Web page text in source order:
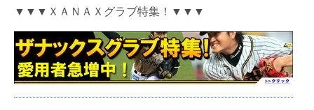
▼▼▼ＸＡＮＡＸグラブ特集！▼▼▼